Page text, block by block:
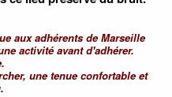
aux adhérents de Marseille
activité avant d'adhérer.
une tenue confortable et